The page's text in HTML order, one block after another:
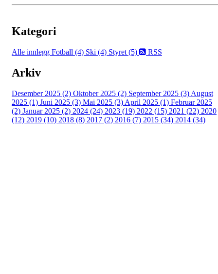
Kategori
Alle innlegg Fotball (4) Ski (4) Styret (5) RSS
Arkiv
Desember 2025 (2) Oktober 2025 (2) September 2025 (3) August
2025 (1) Juni 2025 (3) Mai 2025 (3) April 2025 (1) Februar 2025
(2) Januar 2025 (2) 2024 (24) 2023 (19) 2022 (15) 2021 (22) 2020
(12) 2019 (10) 2018 (8) 2017 (2) 2016 (7) 2015 (34) 2014 (34)